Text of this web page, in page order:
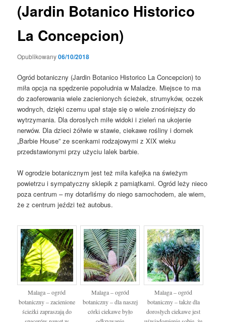
(Jardin Botanico Historico
La Concepcion)
Opublikowany06/10/2018
Ogród botaniczny (Jardin Botanico Historico La Concepcion) to
miła opcja na spędzenie popołudnia w Maladze. Miejsce to ma
do zaoferowania wiele zacienionych ścieżek, strumyków, oczek
wodnych, dzięki czemu upał staje się o wiele znośniejszy do
wytrzymania. Dla dorosłych miłe widoki i zieleń na ukojenie
nerwów. Dla dzieci żółwie w stawie, ciekawe rośliny i domek
„Barbie House” ze scenkami rodzajowymi z XIX wieku
przedstawionymi przy użyciu lalek barbie.
W ogrodzie botanicznym jest też miła kafejka na świeżym
powietrzu i sympatyczny sklepik z pamiątkami. Ogród leży nieco
poza centrum – my dotarliśmy do niego samochodem, ale wiem,
że z centrum jeździ też autobus.
Malaga – ogród
botaniczny – zacienione
ścieżki zapraszają do
Malaga – ogród
botaniczny – dla naszej
córki ciekawe było
Malaga – ogród
botaniczny – także dla
dorosłych ciekawe jest